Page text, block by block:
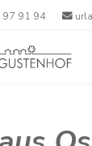
91 94